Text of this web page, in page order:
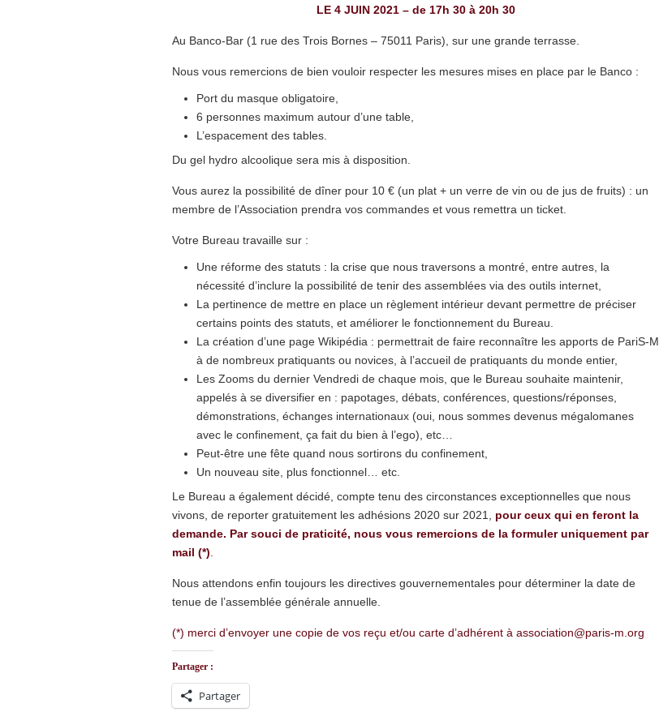
LE 4 JUIN 2021 – de 17h 30 à 20h 30
Au Banco-Bar (1 rue des Trois Bornes – 75011 Paris), sur une grande terrasse.
Nous vous remercions de bien vouloir respecter les mesures mises en place par le Banco :
Port du masque obligatoire,
6 personnes maximum autour d’une table,
L’espacement des tables.
Du gel hydro alcoolique sera mis à disposition.
Vous aurez la possibilité de dîner pour 10 € (un plat + un verre de vin ou de jus de fruits) : un
membre de l’Association prendra vos commandes et vous remettra un ticket.
Votre Bureau travaille sur :
Une réforme des statuts : la crise que nous traversons a montré, entre autres, la
nécessité d’inclure la possibilité de tenir des assemblées via des outils internet,
La pertinence de mettre en place un règlement intérieur devant permettre de préciser
certains points des statuts, et améliorer le fonctionnement du Bureau.
La création d’une page Wikipédia : permettrait de faire reconnaître les apports de PariS-M
à de nombreux pratiquants ou novices, à l’accueil de pratiquants du monde entier,
Les Zooms du dernier Vendredi de chaque mois, que le Bureau souhaite maintenir,
appelés à se diversifier en : papotages, débats, conférences, questions/réponses,
démonstrations, échanges internationaux (oui, nous sommes devenus mégalomanes
avec le confinement, ça fait du bien à l’ego), etc…
Peut-être une fête quand nous sortirons du confinement,
Un nouveau site, plus fonctionnel… etc.
Le Bureau a également décidé, compte tenu des circonstances exceptionnelles que nous
vivons, de reporter gratuitement les adhésions 2020 sur 2021, pour ceux qui en feront la
demande. Par souci de praticité, nous vous remercions de la formuler uniquement par
mail (*)
Nous attendons enfin toujours les directives gouvernementales pour déterminer la date de
tenue de l’assemblée générale annuelle.
(*) merci d’envoyer une copie de vos reçu et/ou carte d’adhérent à association@paris-m.org
Partager :
Partager